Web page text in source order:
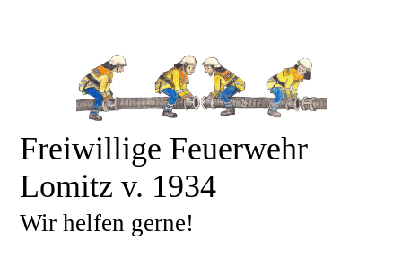
Freiwillige Feuerwehr
Lomitz v. 1934
Wir helfen gerne!